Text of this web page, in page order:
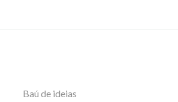
Baú de ideias